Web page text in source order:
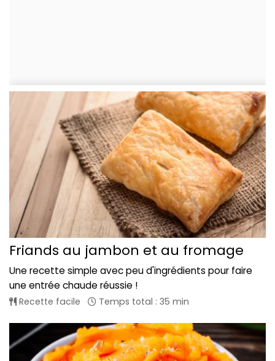
Friands au jambon et au fromage
Une recette simple avec peu d'ingrédients pour faire
une entrée chaude réussie !
Recette facile Temps total : 35 min